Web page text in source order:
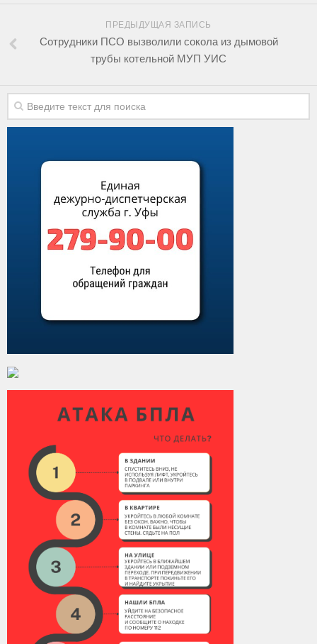
ПРЕДЫДУЩАЯ ЗАПИСЬ
Сотрудники ПСО вызволили сокола из дымовой
трубы котельной МУП УИС